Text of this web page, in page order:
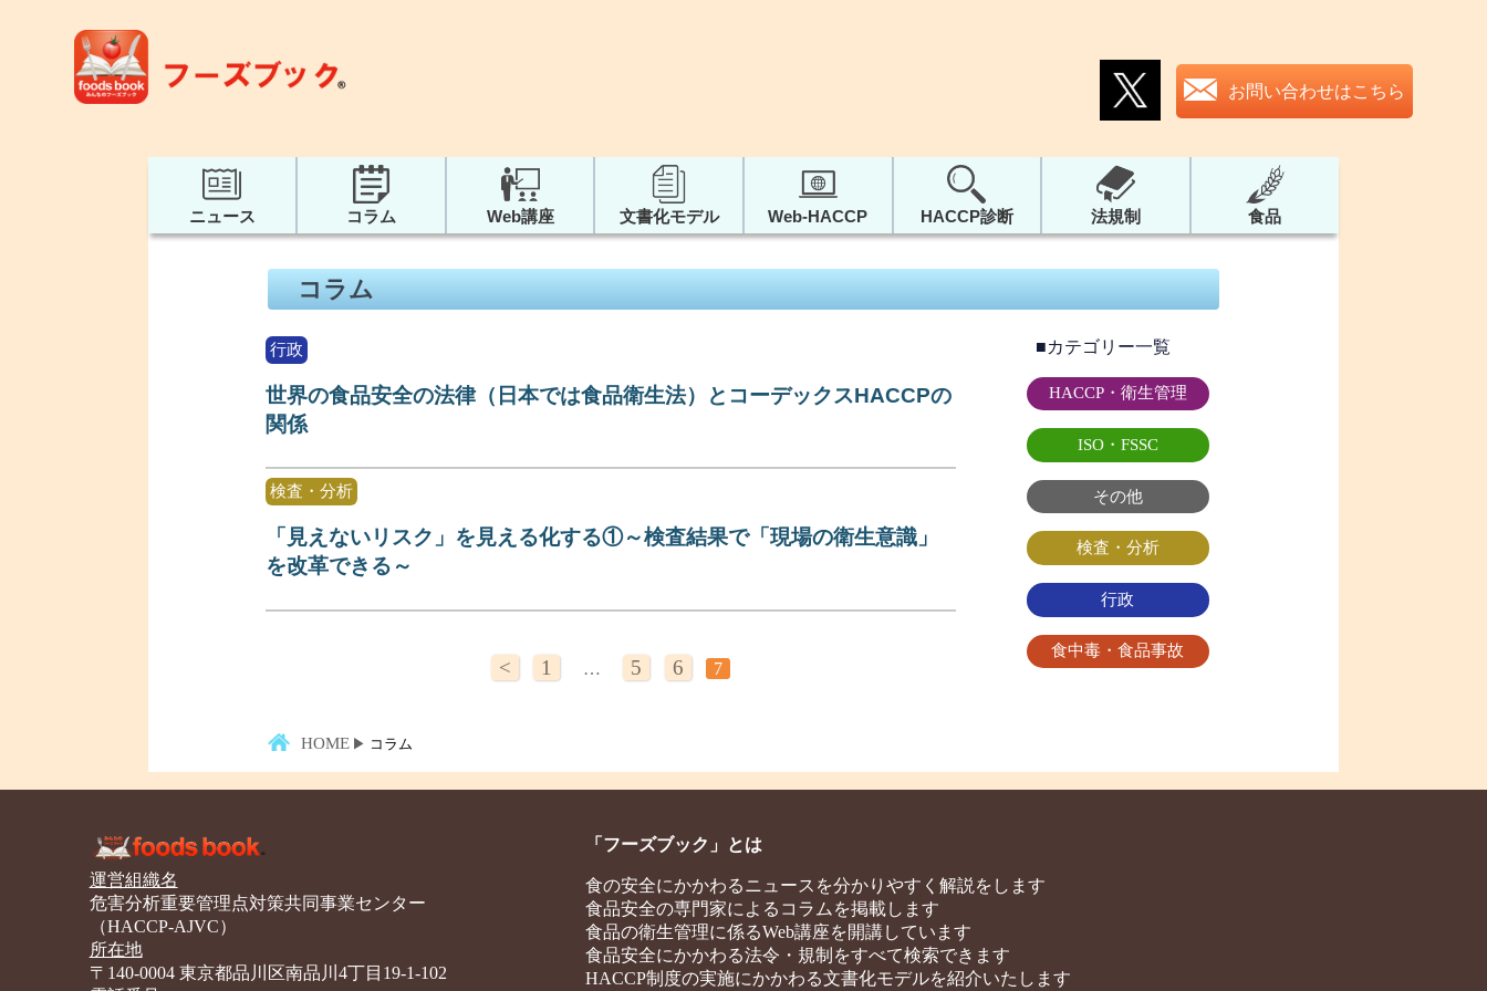
お問い合わせはこちら
ニュース コラム Web講座 文書化モデル Web-HACCP HACCP診断 法規制 食品
コラム
行政
世界の食品安全の法律（日本では食品衛生法）とコーデックスHACCPの
関係
検査・分析
「見えないリスク」を見える化する①～検査結果で「現場の衛生意識」
を改革できる～
< 1 … 5 6 7
■カテゴリー一覧
HACCP・衛生管理
ISO・FSSC
その他
検査・分析
行政
食中毒・食品事故
HOME コラム
運営組織名
危害分析重要管理点対策共同事業センター
（HACCP-AJVC）
所在地
〒140-0004 東京都品川区南品川4丁目19-1-102
「フーズブック」とは
食の安全にかかわるニュースを分かりやすく解説をします
食品安全の専門家によるコラムを掲載します
食品の衛生管理に係るWeb講座を開講しています
食品安全にかかわる法令・規制をすべて検索できます
HACCP制度の実施にかかわる文書化モデルを紹介いたします